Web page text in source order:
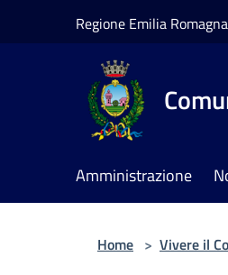
Regione Emilia Romagna
Amministrazione
Home > Vivere il